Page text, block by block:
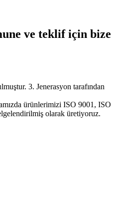
ve teklif için bize
3. Jenerasyon tarafından
ürünlerimizi ISO 9001, ISO
olarak üretiyoruz.